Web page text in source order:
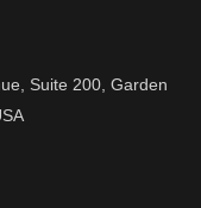
Suite 200, Garden